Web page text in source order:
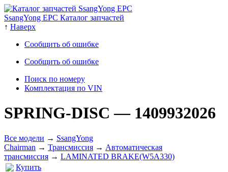
SsangYong EPC Каталог запчастей
↑ Наверх
Сообщить об ошибке
Сообщить об ошибке
Поиск по номеру
Комплектация по VIN
SPRING-DISC— 1409932026
Все модели → SsangYong
Chairman → Трансмиссия → Автоматическая
трансмиссия → LAMINATED BRAKE(W5A330)
Купить